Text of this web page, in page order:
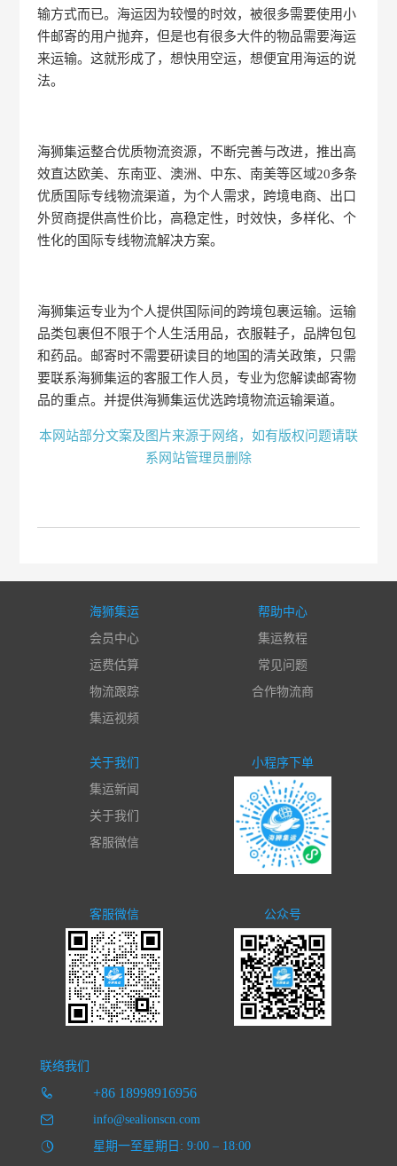
输方式而已。海运因为较慢的时效，被很多需要使用小
件邮寄的用户抛弃，但是也有很多大件的物品需要海运
来运输。这就形成了，想快用空运，想便宜用海运的说
法。
海狮集运整合优质物流资源，不断完善与改进，推出高
效直达欧美、东南亚、澳洲、中东、南美等区域20多条
优质国际专线物流渠道，为个人需求，跨境电商、出口
外贸商提供高性价比，高稳定性，时效快，多样化、个
性化的国际专线物流解决方案。
海狮集运专业为个人提供国际间的跨境包裹运输。运输
品类包裹但不限于个人生活用品，衣服鞋子，品牌包包
和药品。邮寄时不需要研读目的地国的清关政策，只需
要联系海狮集运的客服工作人员，专业为您解读邮寄物
品的重点。并提供海狮集运优选跨境物流运输渠道。
本网站部分文案及图片来源于网络，如有版权问题请联
系网站管理员删除
海狮集运
会员中心
运费估算
物流跟踪
集运视频
帮助中心
集运教程
常见问题
合作物流商
关于我们
集运新闻
关于我们
客服微信
小程序下单
客服微信 公众号
联络我们
+86 18998916956
info@sealionscn.com
星期一至星期日: 9:00 – 18:00